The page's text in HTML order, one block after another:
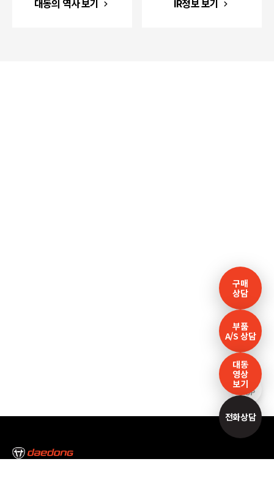
대동의 역사 보기 IR정보 보기
구매
상담
부품
A/S 상담
대동
영상
보기
전화상담
TOP